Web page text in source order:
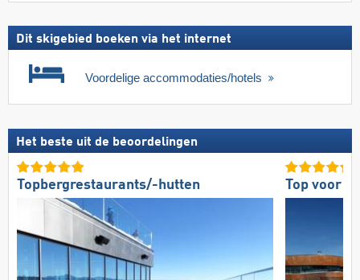
Dit skigebied boeken via het internet
Voordelige accommodaties/hotels
Het beste uit de beoordelingen
Topbergrestaurants/-hutten Top voor